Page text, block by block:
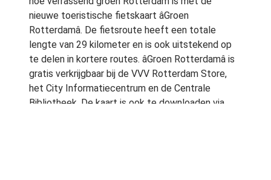
nieuwe toeristische fietskaart âGroen
Rotterdamâ. De fietsroute heeft een totale
lengte van 29 kilometer en is ook uitstekend op
te delen in kortere routes. âGroen Rotterdamâ is
gratis verkrijgbaar bij de VVV Rotterdam Store,
het City Informatiecentrum en de Centrale
Bibliotheek. De kaart is ook te downloaden via